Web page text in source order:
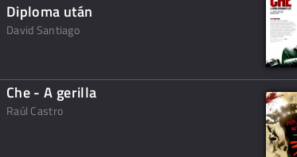
Diploma után
David Santiago
Che - A gerilla
Raúl Castro